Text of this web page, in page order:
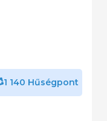
1 140 Hűségpont